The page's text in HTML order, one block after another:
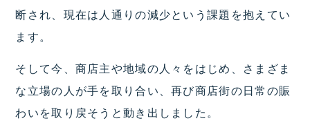
断され、現在は人通りの減少という課題を抱えてい
ます。
そして今、商店主や地域の人々をはじめ、さまざま
な立場の人が手を取り合い、再び商店街の日常の賑
わいを取り戻そうと動き出しました。